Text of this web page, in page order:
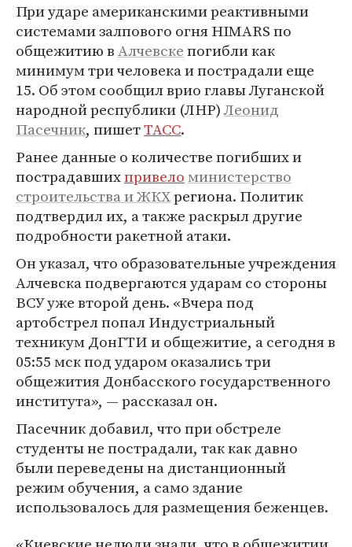
При ударе американскими реактивными
системами залпового огня HIMARS по
общежитию вАлчевскепогибли как
минимум три человека и пострадали еще
15. Об этом сообщил врио главы Луганской
народной республики (ЛНР)Леонид
Пасечник, пишетТАСС.
Ранее данные о количестве погибших и
пострадавшихпривеломинистерство
строительства и ЖКХрегиона. Политик
подтвердил их, а также раскрыл другие
подробности ракетной атаки.
Он указал, что образовательные учреждения
Алчевска подвергаются ударам со стороны
ВСУ уже второй день. «Вчера под
артобстрел попал Индустриальный
техникум ДонГТИ и общежитие, а сегодня в
05:55 мск под ударом оказались три
общежития Донбасского государственного
института», — рассказал он.
Пасечник добавил, что при обстреле
студенты не пострадали, так как давно
были переведены на дистанционный
режим обучения, а само здание
использовалось для размещения беженцев.